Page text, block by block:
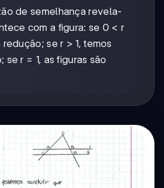
de semelhança revela-
com a figura: se 0 < r
redução; se r > 1, temos
se r = 1, as figuras são